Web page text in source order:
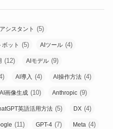
シスタント (5)
ット (5) AIツール (4)
(12) AIモデル (9)
AI導入 (4) AI操作方法 (4)
AI画像生成 (10) Anthropic (9)
英語活用方法 (5) DX (4)
(11) GPT-4 (7) Meta (4)